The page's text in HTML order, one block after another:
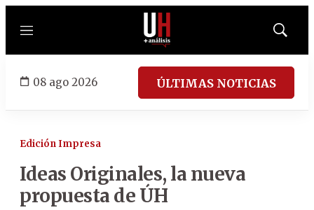
Menú
Mostrar
08 ago 2026 ÚLTIMAS NOTICIAS
Edición Impresa
Ideas Originales, la nueva
propuesta de ÚH